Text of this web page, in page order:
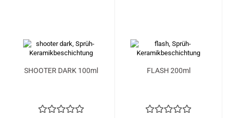
SHOOTER DARK 100ml FLASH 200ml